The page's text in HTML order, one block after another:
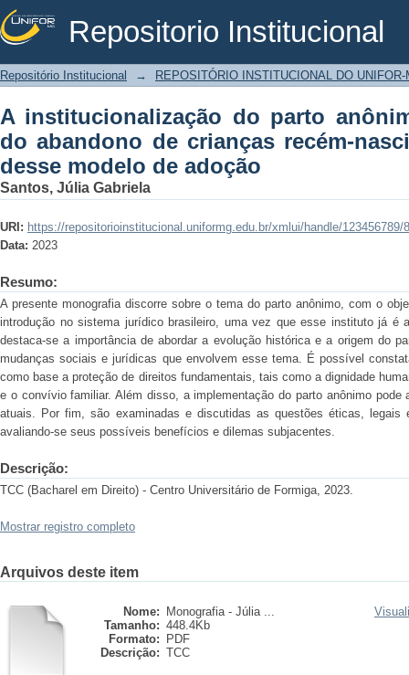
Repositorio Institucional
A institucionalização do parto
recém-nascidas e a legalização desse
Repositório Institucional → REPOSITÓRIO INSTITUCIONAL DO UNIFOR-
A institucionalização do parto
do abandono de crianças recém-
desse modelo de adoção
Santos, Júlia Gabriela
URI: https://repositorioinstitucional.uniformg.edu.br/xmlui/handle/123456789/
Data: 2023
Resumo:
A presente monografia discorre sobre o tema do parto anônimo, com o
introdução no sistema jurídico brasileiro, uma vez que esse instituto já é
destaca-se a importância de abordar a evolução histórica e a origem do
mudanças sociais e jurídicas que envolvem esse tema. É possível
como base a proteção de direitos fundamentais, tais como a dignidade
e o convívio familiar. Além disso, a implementação do parto anônimo
atuais. Por fim, são examinadas e discutidas as questões éticas, legais
avaliando-se seus possíveis benefícios e dilemas subjacentes.
Descrição:
TCC (Bacharel em Direito) - Centro Universitário de Formiga, 2023.
Mostrar registro completo
Arquivos deste item
Nome:
Monografia - Júlia ...
Tamanho: 448.4Kb
Formato:
PDF
Descrição: TCC